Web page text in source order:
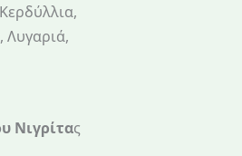
Λυγαριά,
Νιγρίτας